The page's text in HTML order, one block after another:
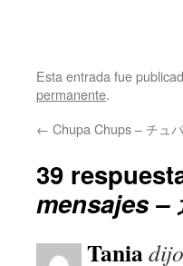
Esta entrada fue
permanente.
← Chupa Chups – チュ
39
mensajes –
Tania